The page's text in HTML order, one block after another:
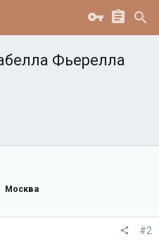
Фьерелла
Москва
#2